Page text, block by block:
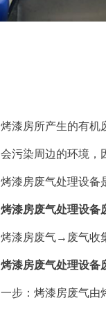
烤漆房所产生的有机
会污染周边的环境，
烤漆房废气处理设备
烤漆房废气处理设备
烤漆房废气→废气收
烤漆房废气处理设备
一步：烤漆房废气由